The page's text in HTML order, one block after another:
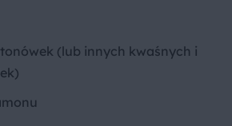
(lub innych kwaśnych i